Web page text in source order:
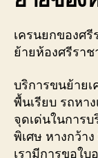
เครนยกของศ
ย้ายห้องศรีราช
บริการขนย้าย
พื้นเรียบ รถหา
จุดเด่นในการบ
พิเศษ หางกว้า
เรามีการขอใ